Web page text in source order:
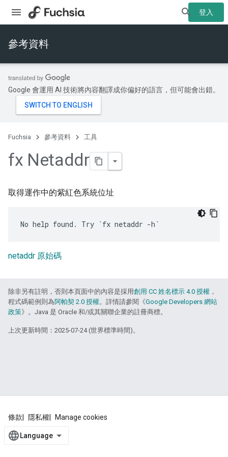
登入
參考資料
Google 會運用 AI 技術將內容翻譯成你偏好的語言，但可能會出錯。
Fuchsia 參考資料 工具
fx Netaddr
取得運作中的紫紅色系統位址
netaddr 原始碼
除非另有註明，否則本頁面中的內容是採用創用 CC 姓名標示 4.0 授權 ，
程式碼範例則為阿帕契 2.0 授權。詳情請參閱《Google Developers 網站
政策》。Java 是 Oracle 和/或其關聯企業的註冊商標。
上次更新時間：2025-07-24 (世界標準時間)。
條款 隱私權 Manage cookies